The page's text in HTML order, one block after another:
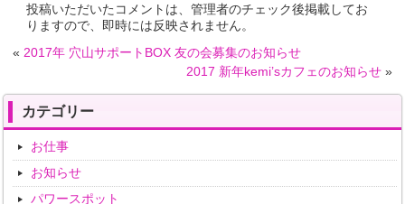
投稿いただいたコメントは、管理者のチェック後掲載してお
りますので、即時には反映されません。
« 2017年 穴山サポートBOX 友の会募集のお知らせ
2017 新年kemi’sカフェのお知らせ»
カテゴリー
お仕事
お知らせ
パワースポット